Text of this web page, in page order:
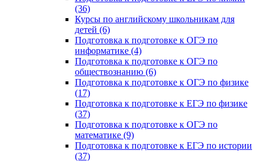
(36)
Курсы по английскому школьникам для
детей (6)
Подготовка к подготовке к ОГЭ по
информатике (4)
Подготовка к подготовке к ОГЭ по
обществознанию (6)
Подготовка к подготовке к ОГЭ по физике
(17)
Подготовка к подготовке к ЕГЭ по физике
(37)
Подготовка к подготовке к ОГЭ по
математике (9)
Подготовка к подготовке к ЕГЭ по истории
(37)